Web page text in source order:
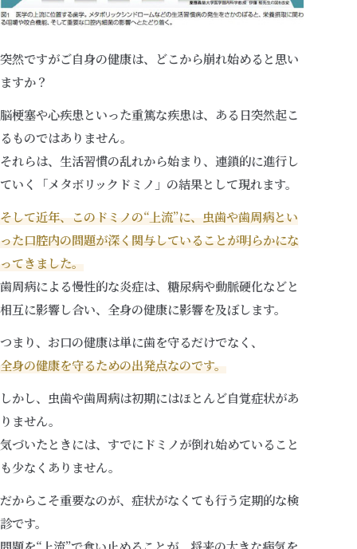
突然ですがご自身の健康は、どこから崩れ始めると思い
ますか？
脳梗塞や心疾患といった重篤な疾患は、ある日突然起こ
るものではありません。
それらは、生活習慣の乱れから始まり、連鎖的に進行し
ていく「メタボリックドミノ」の結果として現れます。
そして近年、このドミノの“上流”に、虫歯や歯周病とい
った口腔内の問題が深く関与していることが明らかにな
ってきました。
歯周病による慢性的な炎症は、糖尿病や動脈硬化などと
相互に影響し合い、全身の健康に影響を及ぼします。
つまり、お口の健康は単に歯を守るだけでなく、
全身の健康を守るための出発点なのです。
しかし、虫歯や歯周病は初期にはほとんど自覚症状があ
りません。
気づいたときには、すでにドミノが倒れ始めていること
も少なくありません。
だからこそ重要なのが、症状がなくても行う定期的な検
診です。